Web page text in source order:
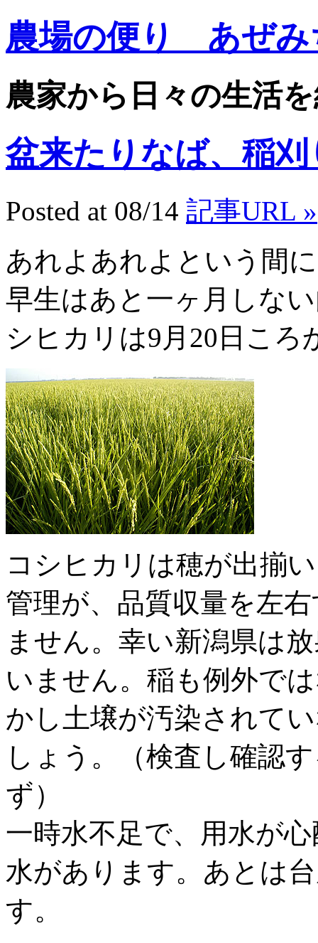
農場の便り あぜみ
農家から日々の生活
盆来たりなば、稲
Posted at 08/14 記事URL »
あれよあれよという間
早生はあと一ヶ月しな
シヒカリは9月20日ころ
コシヒカリは穂が出揃
管理が、品質収量を左
ません。幸い新潟県は
いません。稲も例外で
かし土壌が汚染されて
しょう。（検査し確認
ず）
一時水不足で、用水が
水があります。あとは
す。